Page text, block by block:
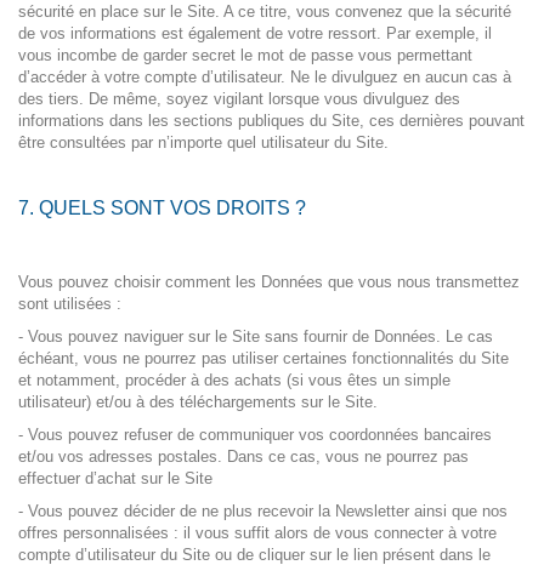
sécurité en place sur le Site. A ce titre, vous convenez que la sécurité
de vos informations est également de votre ressort. Par exemple, il
vous incombe de garder secret le mot de passe vous permettant
d’accéder à votre compte d’utilisateur. Ne le divulguez en aucun cas à
des tiers. De même, soyez vigilant lorsque vous divulguez des
informations dans les sections publiques du Site, ces dernières pouvant
être consultées par n’importe quel utilisateur du Site.
7. QUELS SONT VOS DROITS ?
Vous pouvez choisir comment les Données que vous nous transmettez
sont utilisées :
- Vous pouvez naviguer sur le Site sans fournir de Données. Le cas
échéant, vous ne pourrez pas utiliser certaines fonctionnalités du Site
et notamment, procéder à des achats (si vous êtes un simple
utilisateur) et/ou à des téléchargements sur le Site.
- Vous pouvez refuser de communiquer vos coordonnées bancaires
et/ou vos adresses postales. Dans ce cas, vous ne pourrez pas
effectuer d’achat sur le Site
- Vous pouvez décider de ne plus recevoir la Newsletter ainsi que nos
offres personnalisées : il vous suffit alors de vous connecter à votre
compte d’utilisateur du Site ou de cliquer sur le lien présent dans le